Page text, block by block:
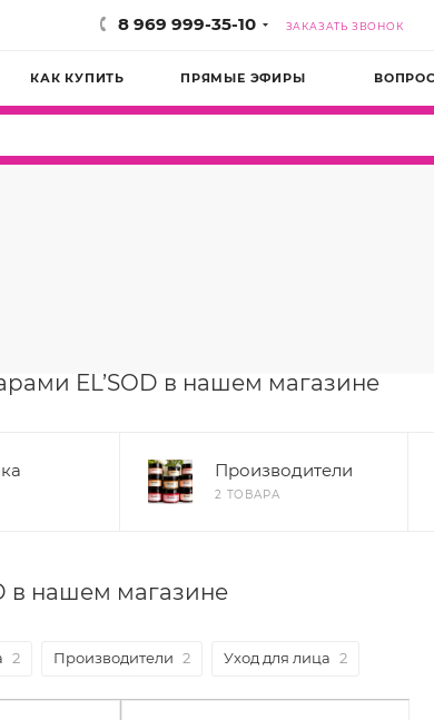
8 969 999-35-10 ЗАКАЗАТЬ ЗВОНОК
КАК КУПИТЬ ПРЯМЫЕ ЭФИРЫ
EL’SOD в нашем магазине
Производители
2 ТОВАРА
в нашем магазине
2 Производители 2 Уход для лица 2